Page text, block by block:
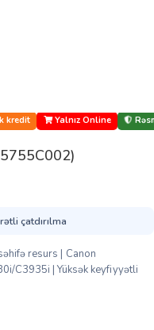
kredit Yalnız Online
çatdırılma
resurs | Canon
C3935i | Yüksək keyfiyyətli